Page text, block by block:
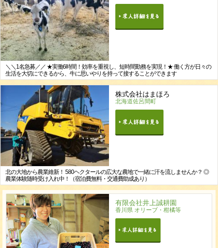
＼＼1名急募／／ ★実働6時間！効率を重視し、短時間勤務を実現！★ 働く方が日々の
生活を大切にできるから、牛に思いやりを持って接することができます
株式会社はまほろ
北海道佐呂間町
北の大地から農業維新！ 580ヘクタールの広大な農地で一緒に汗を流しませんか？ ◎
農業体験随時受け入れ中！（宿泊費無料・交通費助成あり）
有限会社井上誠耕園
香川県 オリーブ・柑橘等